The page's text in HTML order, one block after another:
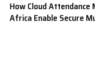
How Cloud
Africa Enable Secure